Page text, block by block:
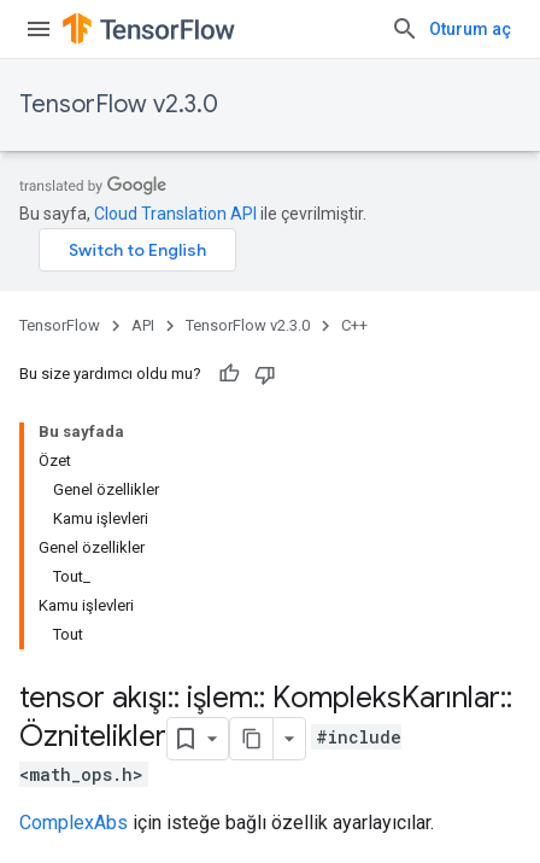
Oturum aç
TensorFlow v2.3.0
Bu sayfa, Cloud Translation API ile çevrilmiştir.
TensorFlow API TensorFlow v2.3.0 C++
Bu size yardımcı oldu mu?
Bu sayfada
Özet
Genel özellikler
Kamu işlevleri
Genel özellikler
Tout_
Kamu işlevleri
Tout
tensor akışı:: işlem:: KompleksKarınlar::
Öznitelikler
#include
<math_ops.h>
ComplexAbs için isteğe bağlı özellik ayarlayıcılar.